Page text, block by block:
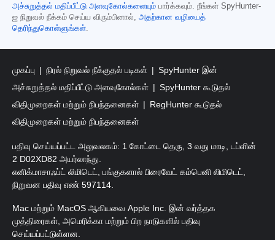
அச்சுறுத்தல் மதிப்பீட்டு அளவுகோல்களையும் பார்க்கவும். நீங்கள் SpyHunter-
ஐ நிறுவல் நீக்கம் செய்ய விரும்பினால், அதற்கான வழியைத்
தெரிந்துகொள்ளுங்கள்
முகப்பு நிரல் நிறுவல் நீக்குதல் படிகள்
SpyHunter இன்
அச்சுறுத்தல் மதிப்பீட்டு அளவுகோல்கள்
SpyHunter கூடுதல்
விதிமுறைகள் மற்றும் நிபந்தனைகள்
RegHunter கூடுதல்
விதிமுறைகள் மற்றும் நிபந்தனைகள்
பதிவு செய்யப்பட்ட அலுவலகம்: 1 கோட்டை தெரு, 3 வது மாடி, டப்ளின்
2 D02XD82 அயர்லாந்து.
எனிக்மாசாஃப்ட் லிமிடெட், பங்குகளால் பிரைவேட் கம்பெனி லிமிடெட்,
நிறுவன பதிவு எண் 597114.
Mac மற்றும் MacOS ஆகியவை Apple Inc. இன் வர்த்தக
முத்திரைகள், அமெரிக்கா மற்றும் பிற நாடுகளில் பதிவு
செய்யப்பட்டுள்ளன.